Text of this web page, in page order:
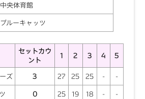
央体育館
ルーキャッツ
セットカウ
ント
1 2 3 4 5
ズ 3 27 25 25 -
-
0 25 19 18 - -